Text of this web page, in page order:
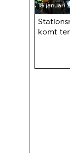
18 januari
komt